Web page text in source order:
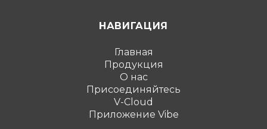
НАВИГАЦИЯ
Главная
Продукция
О нас
Присоединяйтесь
V-Cloud
Приложение Vibe